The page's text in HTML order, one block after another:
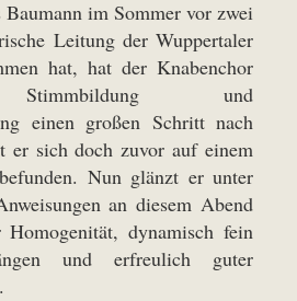
im Sommer vor zwei
Leitung der Wuppertaler
hat, hat der Knabenchor
und
einen großen Schritt nach
er sich doch zuvor auf einem
Nun glänzt er unter
an diesem Abend
dynamisch fein
und erfreulich guter